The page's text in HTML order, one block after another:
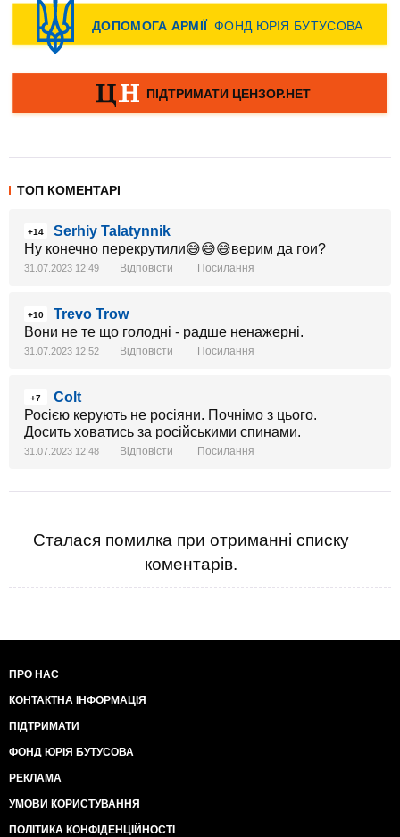
ТОП КОМЕНТАРІ
+14
Serhiy Talatynnik
Ну конечно перекрутили😅😅😅верим да гои?
31.07.2023 12:49 Відповісти Посилання
+10
Trevo Trow
Вони не те що голодні - радше ненажерні.
31.07.2023 12:52 Відповісти Посилання
+7
Colt
Росією керують не росіяни. Почнімо з цього.
Досить ховатись за російськими спинами.
31.07.2023 12:48 Відповісти Посилання
Сталася помилка при отриманні списку
коментарів.
ПРО НАС
КОНТАКТНА ІНФОРМАЦІЯ
ПІДТРИМАТИ
ФОНД ЮРІЯ БУТУСОВА
РЕКЛАМА
УМОВИ КОРИСТУВАННЯ
ПОЛІТИКА КОНФІДЕНЦІЙНОСТІ